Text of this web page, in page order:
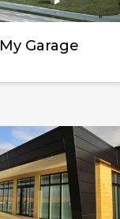
My Garage